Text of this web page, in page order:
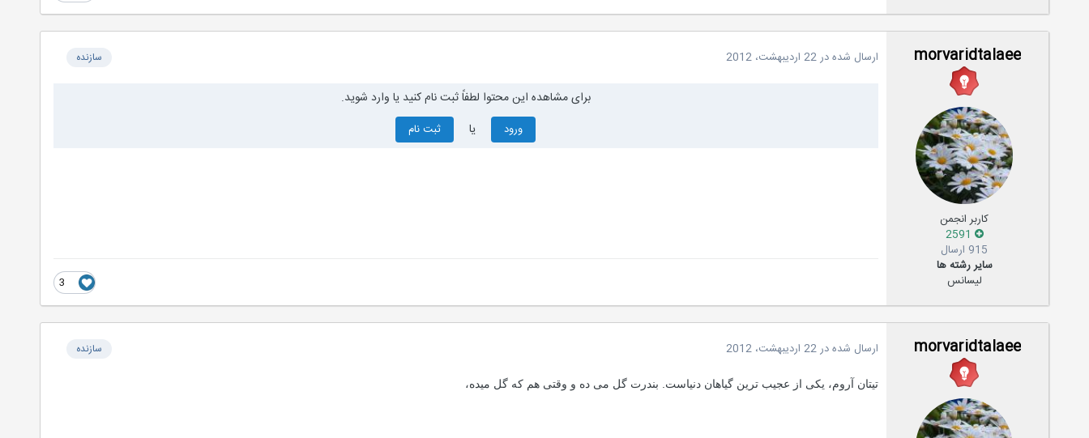
morvaridtalaee
کاربر انجمن
915 ارسال
سایر رشته ها
لیسانس
سازنده ارسال شده در22 اردیبهشت، 2012
برای مشاهده این محتوا لطفاً ثبت نام کنید یا وارد شوید.
ورود یا ثبت نام
3
morvaridtalaee سازنده ارسال شده در22 اردیبهشت، 2012
تيتان آروم، يكی از عجيب ترين گياهان دنياست. بندرت گل می ده و وقتی هم كه گل ميده،